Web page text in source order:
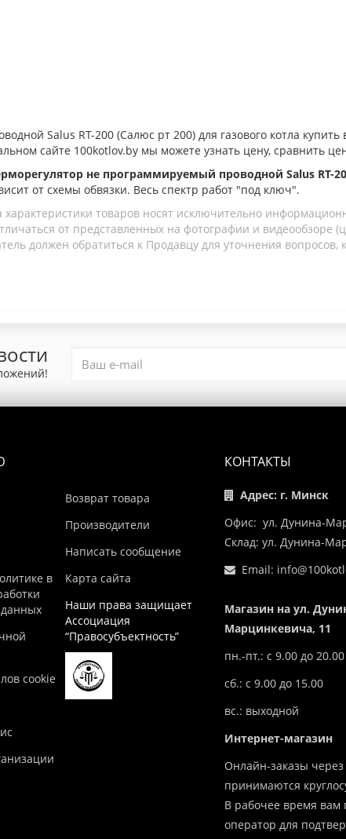
Salus RT-200 (Салюс рт 200) для газового котла купить
сайте 100kotlov.by мы можете узнать цену, сравнить
не программируемый проводной Salus RT-
от схемы обвязки. Весь спектр работ "под ключ".
товаров носят исключительно
от представленных на фотографии и видеообзоре
должен обратиться к Продавцу для уточнения вопросов,
в
cookie
Возврат товара
Производители
Написать сообщение
Карта сайта
Наши права защищает
Ассоциация
“Правосубъектность”
КОНТАКТЫ
Адрес: г. Минск
Офис: ул. Дунина-
Склад: ул. Дунина-
Email:
Магазин на ул.
Марцинкевича, 11
пн.-пт.: с 9.00 до 20.00
сб.: с 9.00 до 15.00
вс.: выходной
Интернет-магазин
Онлайн-заказы через
принимаются
В рабочее время вам
оператор для